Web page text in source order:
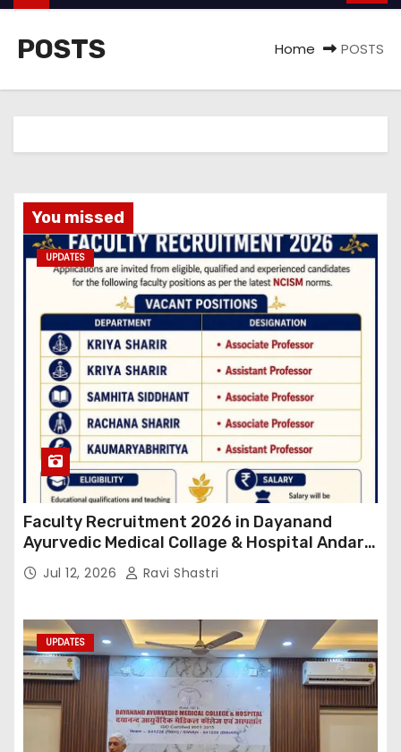
POSTS Home POSTS
You missed
UPDATES
Faculty Recruitment 2026 in Dayanand
Ayurvedic Medical Collage & Hospital Andar
Road ,Siwan
Jul 12, 2026 Ravi Shastri
UPDATES